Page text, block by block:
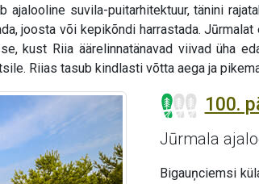
ajalooline suvila-puitarhitektuur, tänini
joosta või kepikõndi harrastada.
kust Riia äärelinnatänavad viivad üha
Riias tasub kindlasti võtta aega ja
100.
Jūrmala
Bigauņciemsi